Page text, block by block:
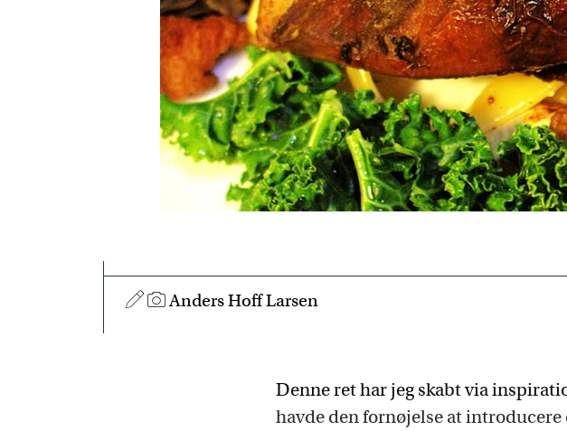
Anders Hoff Larsen
Denne ret har jeg skabt via
havde den fornøjelse at